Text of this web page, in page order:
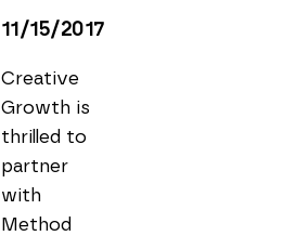
11/15/2017
Creative
Growth is
thrilled to
partner
with
Method